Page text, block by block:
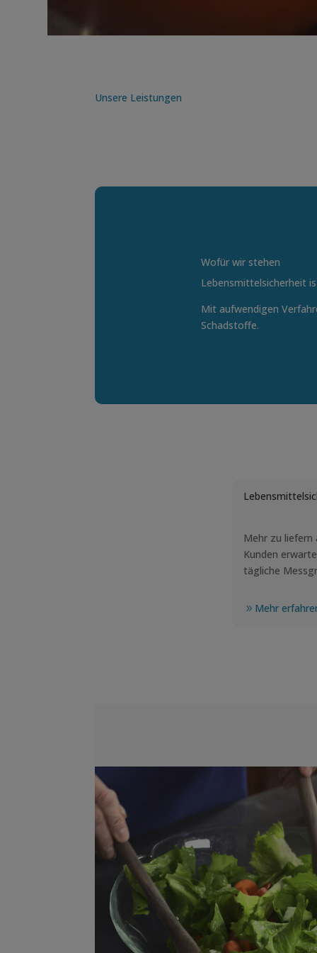
Unsere Leistungen
Wofür wir stehen
Lebensmittelsicherheit
Mit aufwendigen
Schadstoffe.
Mehr zu liefern
Kunden
tägliche
9 Mehr